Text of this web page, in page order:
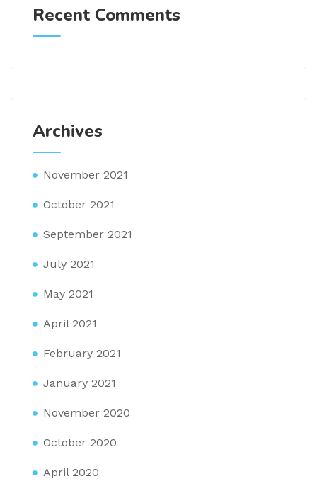
Recent Comments
Archives
November 2021
October 2021
September 2021
July 2021
May 2021
April 2021
February 2021
January 2021
November 2020
October 2020
April 2020